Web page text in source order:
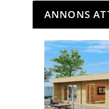
ANNONS